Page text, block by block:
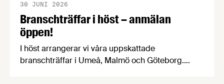
Branschträffar i höst – anmälan
öppen!
30 JUNI 2026
I höst arrangerar vi våra uppskattade
branschträffar i Umeå, Malmö och Göteborg.